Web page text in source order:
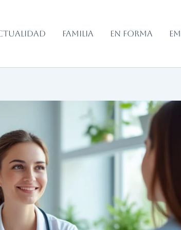
FAMILIA EN FORMA